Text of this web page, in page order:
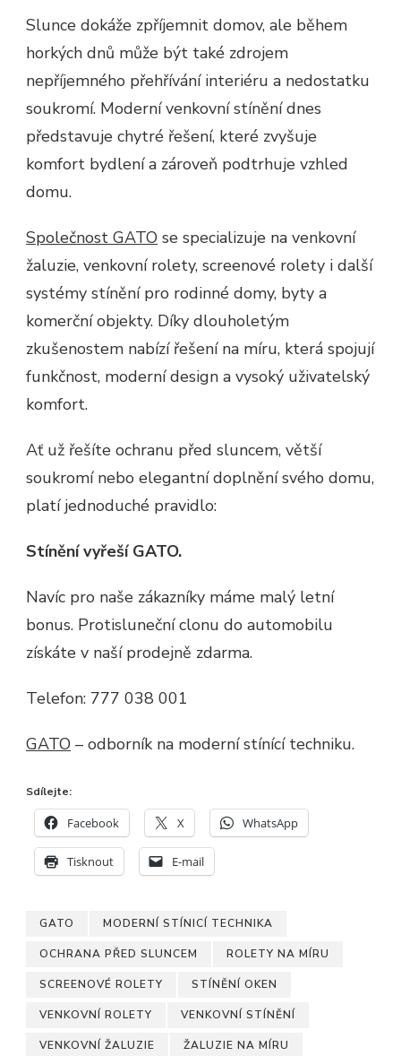
Slunce dokáže zpříjemnit domov, ale během
horkých dnů může být také zdrojem
nepříjemného přehřívání interiéru a nedostatku
soukromí. Moderní venkovní stínění dnes
představuje chytré řešení, které zvyšuje
komfort bydlení a zároveň podtrhuje vzhled
domu.
Společnost GATO se specializuje na venkovní
žaluzie, venkovní rolety, screenové rolety i další
systémy stínění pro rodinné domy, byty a
komerční objekty. Díky dlouholetým
zkušenostem nabízí řešení na míru, která spojují
funkčnost, moderní design a vysoký uživatelský
komfort.
Ať už řešíte ochranu před sluncem, větší
soukromí nebo elegantní doplnění svého domu,
platí jednoduché pravidlo:
Stínění vyřeší GATO.
Navíc pro naše zákazníky máme malý letní
bonus. Protisluneční clonu do automobilu
získáte v naší prodejně zdarma.
Telefon: 777 038 001
GATO – odborník na moderní stínící techniku.
Sdílejte:
Facebook X WhatsApp
Tisknout E-mail
GATO MODERNÍ STÍNICÍ TECHNIKA
OCHRANA PŘED SLUNCEM ROLETY NA MÍRU
SCREENOVÉ ROLETY STÍNĚNÍ OKEN
VENKOVNÍ ROLETY VENKOVNÍ STÍNĚNÍ
VENKOVNÍ ŽALUZIE ŽALUZIE NA MÍRU